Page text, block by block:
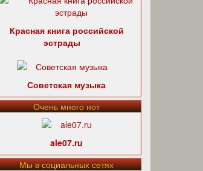
Красная книга российской
эстрады
Советская музыка
Очень много нот
ale07.ru
Мы в социальных сетях